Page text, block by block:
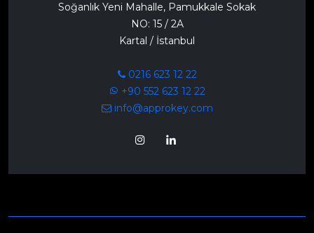
Soğanlık Yeni Mahalle, Pamukkale Sokak
NO: 15 / 2A
Kartal / İstanbul
0216 623 12 22
+90 552 623 12 22
info@approkey.com